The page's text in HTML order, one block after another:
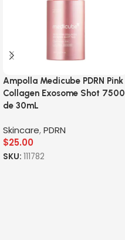
Ampolla Medicube PDRN Pink
Collagen Exosome Shot 7500
de 30mL
Skincare,PDRN
$25.00
SKU: 111782